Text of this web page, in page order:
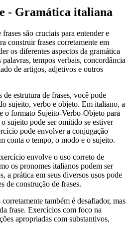
- Gramática italiana
são cruciais para entender e
construir frases corretamente em
os diferentes aspectos da gramática
tempos verbais, concordância
de artigos, adjetivos e outros
estrutura de frases, você pode
sujeito, verbo e objeto. Em italiano, a
o formato Sujeito-Verbo-Objeto para
o sujeito pode ser omitido se estiver
pode envolver a conjugação
conta o tempo, o modo e o sujeito.
envolve o uso correto de
os pronomes italianos podem ser
a prática em seus diversos usos pode
de construção de frases.
também é desafiador, mas
frase. Exercícios com foco na
apropriadas com substantivos,